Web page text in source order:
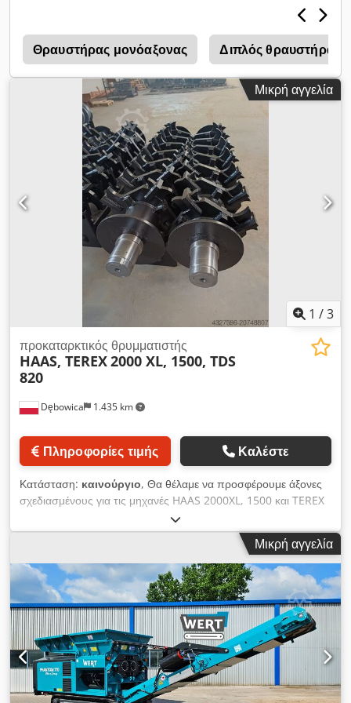
επεξεργασίας. Με συμπαγείς διαστάσεις 200 εκ. ύψος, 110 εκ.
ενσωματωθεί χωρίς να καταλαμβάνει πολύ χώρο, ενώ διατηρεί
υψηλή απόδοση. Ο άξονας διαμέτρου 400 χιλ. εξασφαλίζει
αξιόπιστη μεταφορά ισχύος και ομοιόμορφη θραύση ακόμη και
σε απαιτητικά υλικά. Βασικά χαρακτηριστικά: • Ισχύς κινητήρα:
5,5 kW • Διαστάσεις μηχανήματος: 200 × 110 × 60 εκ. (Υ × Π ×
Β) • Διάμετρος άξονα: 400 χιλ. • Πεδίο εφαρμογής: Καλώδια,
πλαστικά, ελαφρά μέταλλα και άλλα υλικά • Κατασκευή:
Σταθερή και ανθεκτική για βιομηχανική χρήση Πλεονεκτήματα: •
Αποτελεσματική προ-θραύση για μεταγενέστερες διαδικασίες •
Ευρεία χρήση πέρα από την επεξεργασία καλωδίων •
Εξοικονόμηση χώρου με υψηλή απόδοση Codpjyvh Hkjfx Al
Serf • Ανθεκτική κατασκευή για συνεχή λειτουργία Για
περισσότερες πληροφορίες παρακαλώ επικοινωνήστε μαζί μας!
Θραυστήρας μονόαξονας Διπλός θραυστήρας
Μικρή αγγελία
1 /3
Dębowica 1.435 km
προκαταρκτικός θρυμματιστής
HAAS, TEREX2000 XL, 1500, TDS
820
Πληροφορίες τιμής Καλέστε
Κατάσταση: καινούργιο, Θα θέλαμε να προσφέρουμε άξονες
σχεδιασμένους για τις μηχανές HAAS 2000XL, 1500 και TEREX
TDS 820, εξοπλισμένους με πλευρικές χτένες και δοκό
θραύσης. -4-7-7 -4-9-9 Η PROTECHNIKA είναι μια εταιρεία με
21 χρόνια ιστορίας, η οποία από την αρχή της δραστηριότητάς
της ασχολείται με την παραγωγή ανταλλακτικών και
ολοκληρωμένων γραμμών ανακύκλωσης. Τα τελευταία χρόνια
έχουμε διευρύνει το χαρτοφυλάκιό μας συμπεριλαμβάνοντας
την κατασκευή αξόνων σύνθλιψης για αργόστροφους
θραυστήρες. Χάρη στην εφαρμογή αυτοματοποιημένων
διαδικασιών συγκόλλησης και στη δική μας παραγωγική
τεχνολογία, έχουμε ελαχιστοποιήσει τον χρόνο παραγωγής
διατηρώντας ταυτόχρονα σταθερά υψηλή ποιότητα. Οι άξονες
σύνθλιψης αποτελούν τυποποιημένο προϊόν, γεγονός που μας
Μικρή αγγελία